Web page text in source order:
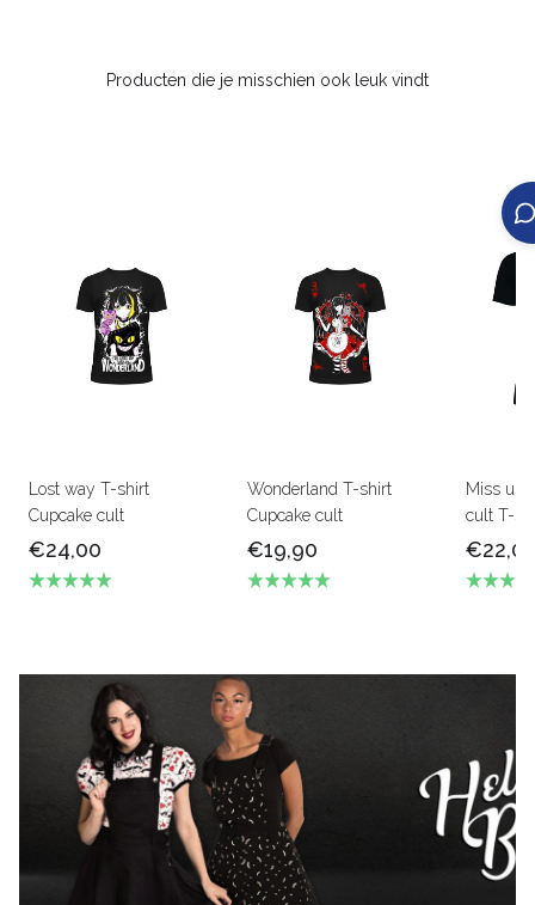
Producten die je misschien ook leuk vindt
Lost way T-shirt
Cupcake cult
€24,00
Wonderland T-shirt
Cupcake cult
€19,90
Miss
cult T-